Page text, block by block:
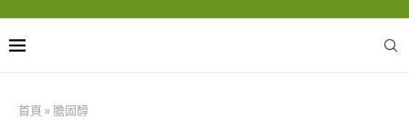
首頁 » 膽固醇